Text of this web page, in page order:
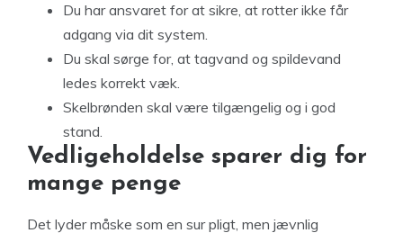
Du har ansvaret for at sikre, at rotter ikke får
adgang via dit system.
Du skal sørge for, at tagvand og spildevand
ledes korrekt væk.
Skelbrønden skal være tilgængelig og i god
stand.
Vedligeholdelse sparer dig for
mange penge
Det lyder måske som en sur pligt, men jævnlig